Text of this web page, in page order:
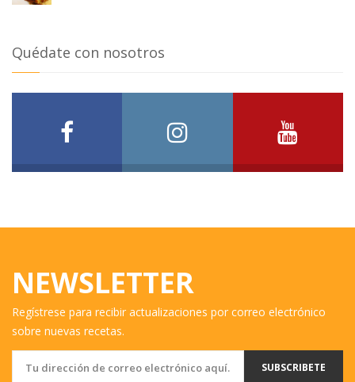
Quédate con nosotros
NEWSLETTER
Regístrese para recibir actualizaciones por correo electrónico
sobre nuevas recetas.
SUBSCRIBETE